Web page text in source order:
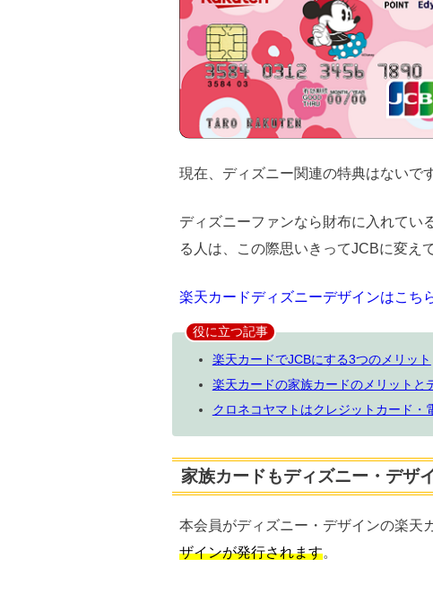
現在、ディズニー関連の特典はないで
ディズニーファンなら財布に入れてい
る人は、この際思いきってJCBに変え
楽天カードディズニーデザインはこち
役に立つ記事
楽天カードでJCBにする3つのメリット
楽天カードの家族カードのメリットと
クロネコヤマトはクレジットカード・
家族カードもディズニー・デザ
本会員がディズニー・デザインの楽天
ザインが発行されます。